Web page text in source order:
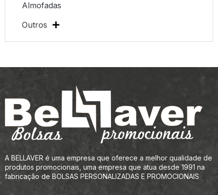
Almofadas
Outros
A BELLAVER é uma empresa que oferece a melhor qualidade de
produtos promocionais, uma empresa que atua desde 1991 na
fabricação de BOLSAS PERSONALIZADAS E PROMOCIONAIS